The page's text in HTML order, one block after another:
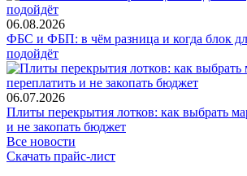
06.08.2026
ФБС и ФБП: в чём разница и когда блок
подойдёт
06.07.2026
Плиты перекрытия лотков: как выбрать
и не закопать бюджет
Все новости
Скачать прайс-лист